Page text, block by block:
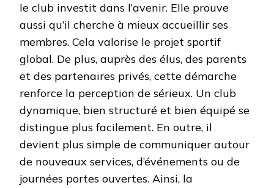
le club investit dans l’avenir. Elle prouve
aussi qu’il cherche à mieux accueillir ses
membres. Cela valorise le projet sportif
global. De plus, auprès des élus, des parents
et des partenaires privés, cette démarche
renforce la perception de sérieux. Un club
dynamique, bien structuré et bien équipé se
distingue plus facilement. En outre, il
devient plus simple de communiquer autour
de nouveaux services, d’événements ou de
journées portes ouvertes. Ainsi, la